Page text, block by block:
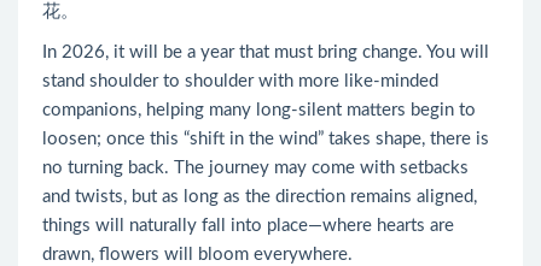
花。
In 2026, it will be a year that must bring change. You will
stand shoulder to shoulder with more like-minded
companions, helping many long-silent matters begin to
loosen; once this “shift in the wind” takes shape, there is
no turning back. The journey may come with setbacks
and twists, but as long as the direction remains aligned,
things will naturally fall into place—where hearts are
drawn, flowers will bloom everywhere.